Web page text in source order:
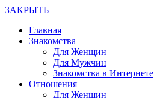
ЗАКРЫТЬ
Главная
Знакомства
Для Женщин
Для Мужчин
Знакомства в Интернете
Отношения
Для Женщин